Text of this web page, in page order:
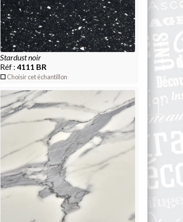
stardust noir
Réf : 4111 BR
Choisir cet échantillon